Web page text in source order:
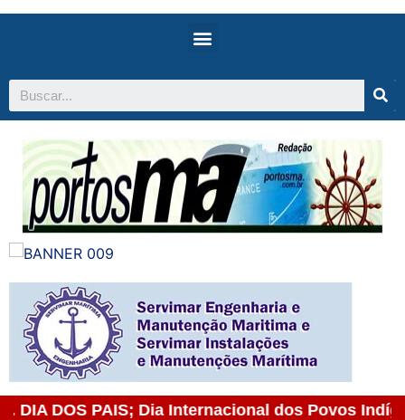
DOS PAIS; Dia Internacional dos Povos